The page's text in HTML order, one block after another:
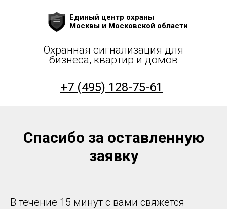
Охранная сигнализация для
бизнеса, квартир и домов
+7 (495) 128-75-61
Подключиться за 0р.
Единый центр охраны
Москвы и Московской области
Спасибо за оставленную
заявку
В течение 15 минут с вами свяжется